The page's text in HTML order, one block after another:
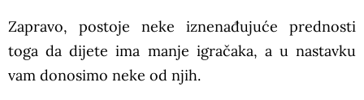
Zapravo, postoje neke iznenađujuće prednosti
toga da dijete ima manje igračaka, a u nastavku
vam donosimo neke od njih.